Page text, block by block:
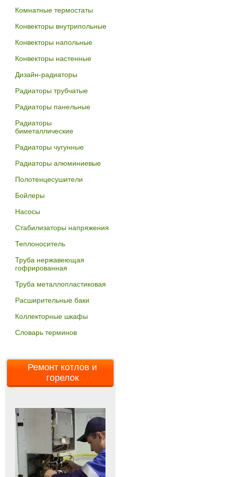
Комнатные термостаты
Конвекторы внутрипольные
Конвекторы напольные
Конвекторы настенные
Дизайн-радиаторы
Радиаторы трубчатые
Радиаторы панельные
Радиаторы
биметаллические
Радиаторы чугунные
Радиаторы алюминиевые
Полотенцесушители
Бойлеры
Насосы
Стабилизаторы напряжения
Теплоноситель
Труба нержавеющая
гофрированная
Труба металлопластиковая
Расширительные баки
Коллекторные шкафы
Словарь терминов
Ремонт котлов и
горелок